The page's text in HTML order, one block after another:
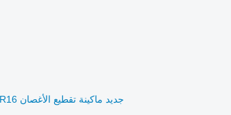
جديد ماكينة تقطيع الأغصان Selmar R16